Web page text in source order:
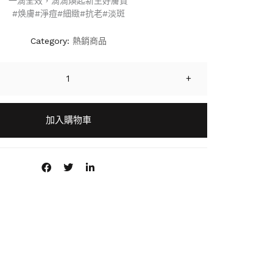
#焕膚#淨痘#細緻#抗老#淡斑
Category: 熱銷商品
+
加入購物車